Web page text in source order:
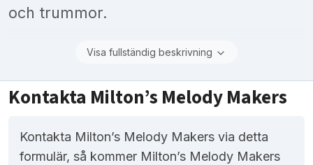
och trummor.
Visa fullständig beskrivning
Kontakta Milton’s Melody Makers
Kontakta Milton’s Melody Makers via detta
formulär, så kommer Milton’s Melody Makers